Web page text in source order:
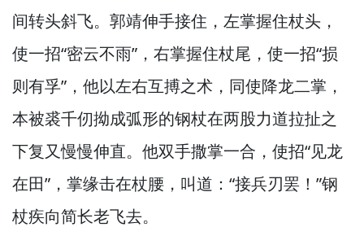
间转头斜飞。 郭靖伸手接住， 左掌握住杖头，
使一招“密云不雨”， 右掌握住杖尾， 使一招“损
则有孚”， 他以左右互搏之术， 同使降龙二掌，
本被裘千仞拗成弧形的钢杖在两股力道拉扯之
下复又慢慢伸直。 他双手撒掌一合， 使招“见龙
在田”， 掌缘击在杖腰， 叫道：“接兵刃罢！”钢
杖疾向简长老飞去。